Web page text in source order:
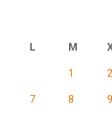
L
M
1 2
7 8 9